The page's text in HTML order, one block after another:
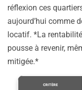
réflexion ces
aujourd’hui comme
locatif. *La
pousse à revenir,
mitigée.*
CRITÈRE